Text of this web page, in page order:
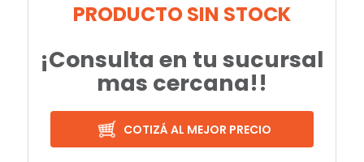
PRODUCTO SIN STOCK
¡Consulta en tu sucursal
mas cercana!!
COTIZÁ AL MEJOR PRECIO